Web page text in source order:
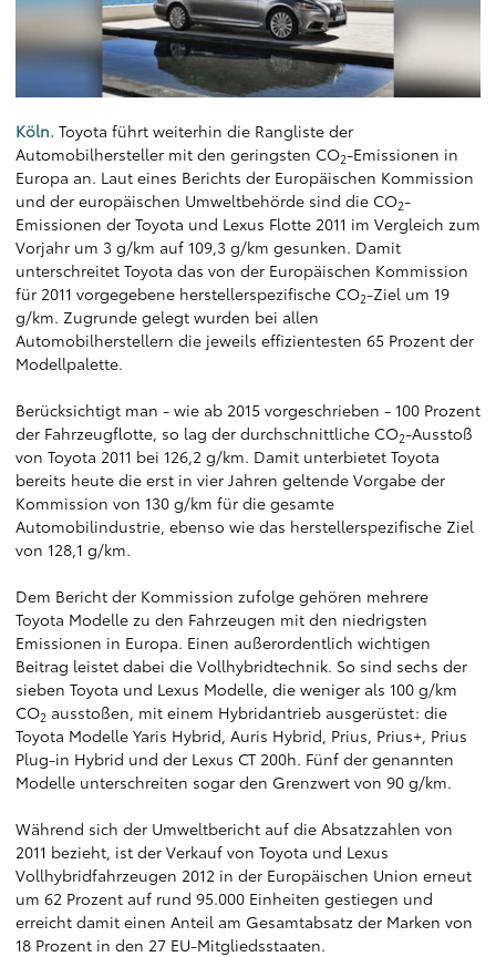
Köln. Toyota führt weiterhin die Rangliste der
Automobilhersteller mit den geringsten CO2-Emissionen in
Europa an. Laut eines Berichts der Europäischen Kommission
und der europäischen Umweltbehörde sind die CO2-
Emissionen der Toyota und Lexus Flotte 2011 im Vergleich zum
Vorjahr um 3 g/km auf 109,3 g/km gesunken. Damit
unterschreitet Toyota das von der Europäischen Kommission
für 2011 vorgegebene herstellerspezifische CO2-Ziel um 19
g/km. Zugrunde gelegt wurden bei allen
Automobilherstellern die jeweils effizientesten 65 Prozent der
Modellpalette.
Berücksichtigt man - wie ab 2015 vorgeschrieben - 100 Prozent
der Fahrzeugflotte, so lag der durchschnittliche CO2-Ausstoß
von Toyota 2011 bei 126,2 g/km. Damit unterbietet Toyota
bereits heute die erst in vier Jahren geltende Vorgabe der
Kommission von 130 g/km für die gesamte
Automobilindustrie, ebenso wie das herstellerspezifische Ziel
von 128,1 g/km.
Dem Bericht der Kommission zufolge gehören mehrere
Toyota Modelle zu den Fahrzeugen mit den niedrigsten
Emissionen in Europa. Einen außerordentlich wichtigen
Beitrag leistet dabei die Vollhybridtechnik. So sind sechs der
sieben Toyota und Lexus Modelle, die weniger als 100 g/km
CO2 ausstoßen, mit einem Hybridantrieb ausgerüstet: die
Toyota Modelle Yaris Hybrid, Auris Hybrid, Prius, Prius+, Prius
Plug-in Hybrid und der Lexus CT 200h. Fünf der genannten
Modelle unterschreiten sogar den Grenzwert von 90 g/km.
Während sich der Umweltbericht auf die Absatzzahlen von
2011 bezieht, ist der Verkauf von Toyota und Lexus
Vollhybridfahrzeugen 2012 in der Europäischen Union erneut
um 62 Prozent auf rund 95.000 Einheiten gestiegen und
erreicht damit einen Anteil am Gesamtabsatz der Marken von
18 Prozent in den 27 EU-Mitgliedsstaaten.